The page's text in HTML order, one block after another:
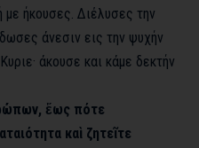
ήκουσες. Διέλυσες την
άνεσιν εις την ψυχήν
άκουσε και κάμε δεκτήν
ἕως πότε
καὶ ζητεῖτε